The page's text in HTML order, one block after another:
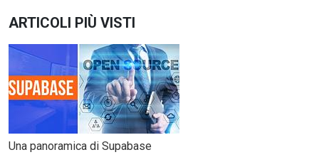
ARTICOLI PIÙ VISTI
Una panoramica di Supabase